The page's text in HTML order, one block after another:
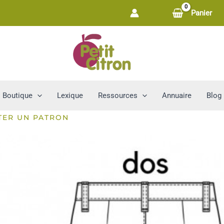
Panier
Boutique Lexique Ressources Annuaire Blog
UN PATRON